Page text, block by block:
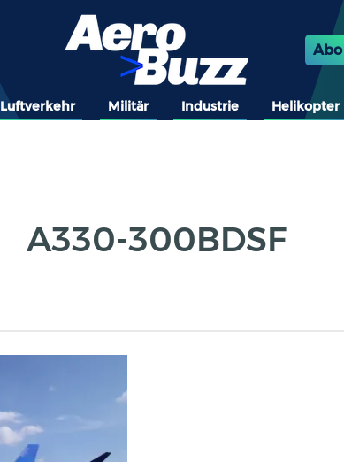
Abo
Luftverkehr Militär Industrie Helikopter
A330-300BDSF